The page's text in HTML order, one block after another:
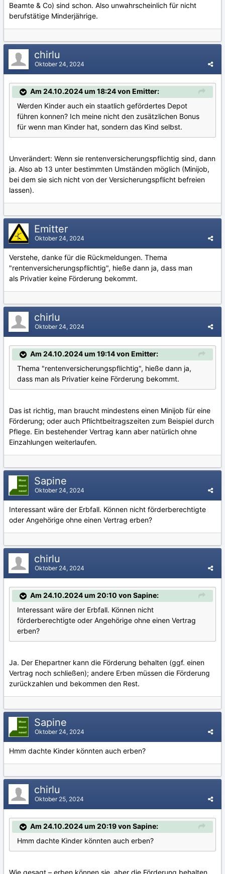
Beamte & Co) sind schon. Also unwahrscheinlich für nicht
berufstätige Minderjährige.
chirlu
Oktober 24, 2024
Am 24.10.2024 um 18:24 von Emitter:
Werden Kinder auch ein staatlich gefördertes Depot
führen konnen? Ich meine nicht den zusätzlichen Bonus
für wenn man Kinder hat, sondern das Kind selbst.
Unverändert: Wenn sie rentenversicherungspflichtig sind, dann
ja. Also ab 13 unter bestimmten Umständen möglich (Minijob,
bei dem sie sich nicht von der Versicherungspflicht befreien
lassen).
Emitter
Oktober 24, 2024
Verstehe, danke für die Rückmeldungen. Thema
"rentenversicherungspflichtig", hieße dann ja, dass man
als Privatier keine Förderung bekommt.
chirlu
Oktober 24, 2024
Am 24.10.2024 um 19:14 von Emitter:
Thema "rentenversicherungspflichtig", hieße dann ja,
dass man als Privatier keine Förderung bekommt.
Das ist richtig, man braucht mindestens einen Minijob für eine
Förderung; oder auch Pflichtbeitragszeiten zum Beispiel durch
Pflege. Ein bestehender Vertrag kann aber natürlich ohne
Einzahlungen weiterlaufen.
Sapine
Oktober 24, 2024
Interessant wäre der Erbfall. Können nicht förderberechtigte
oder Angehörige ohne einen Vertrag erben?
chirlu
Oktober 24, 2024
Am 24.10.2024 um 20:10 von Sapine:
Interessant wäre der Erbfall. Können nicht
förderberechtigte oder Angehörige ohne einen Vertrag
erben?
Ja. Der Ehepartner kann die Förderung behalten (ggf. einen
Vertrag noch schließen); andere Erben müssen die Förderung
zurückzahlen und bekommen den Rest.
Sapine
Oktober 24, 2024
Hmm dachte Kinder könnten auch erben?
chirlu
Oktober 25, 2024
Am 24.10.2024 um 20:19 von Sapine:
Hmm dachte Kinder könnten auch erben?